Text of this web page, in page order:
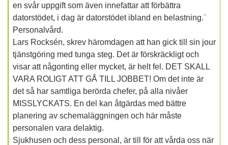
en svår uppgift som även innefattar att förbättra
datorstödet, i dag är datorstödet ibland en belastning.¨
Personalvård.
Lars Rocksén, skrev häromdagen att han gick till sin jour
tjänstgöring med tunga steg. Det är förskräckligt och
visar att någonting eller mycket, är helt fel. DET SKALL
VARA ROLIGT ATT GÅ TILL JOBBET! Om det inte är
det så har samtliga berörda chefer, på alla nivåer
MISSLYCKATS. En del kan åtgärdas med bättre
planering av schemaläggningen och här måste
personalen vara delaktig.
Sjukhusen och dess personal, är till för att vårda oss när